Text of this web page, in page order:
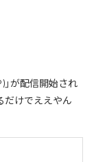
」が配信開始され
だけでええやん